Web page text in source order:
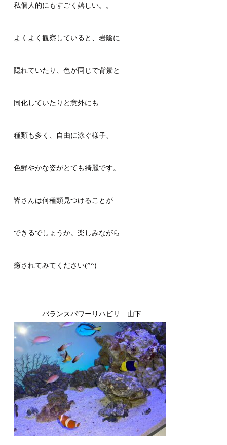
私個人的にもすごく嬉しい。。
よくよく観察していると、岩陰に
隠れていたり、色が同じで背景と
同化していたりと意外にも
種類も多く、自由に泳ぐ様子、
色鮮やかな姿がとても綺麗です。
皆さんは何種類見つけることが
できるでしょうか。楽しみながら
癒されてみてください(^^)
バランスパワーリハビリ 山下